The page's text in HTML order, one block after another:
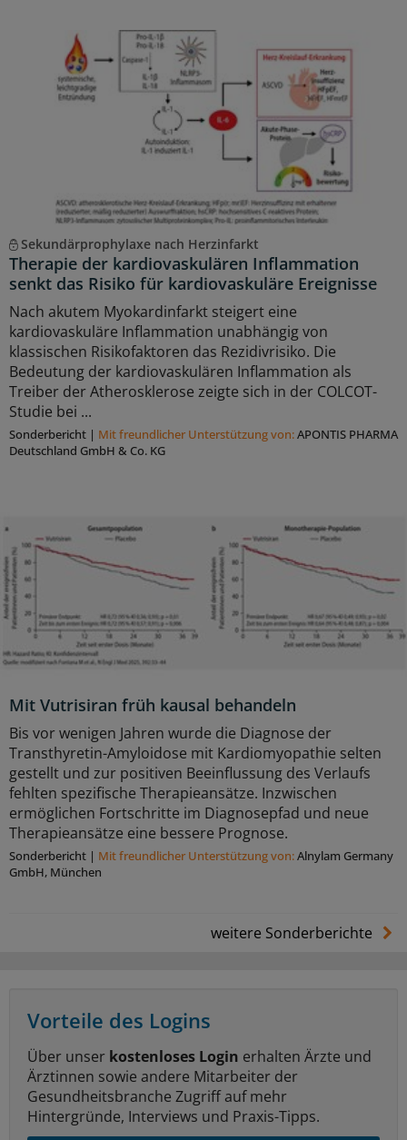
Sekundärprophylaxe nach Herzinfarkt
Therapie der kardiovaskulären Inflammation
senkt das Risiko für kardiovaskuläre Ereignisse
Nach akutem Myokardinfarkt steigert eine
kardiovaskuläre Inflammation unabhängig von
klassischen Risikofaktoren das Rezidivrisiko. Die
Bedeutung der kardiovaskulären Inflammation als
Treiber der Atherosklerose zeigte sich in der COLCOT-
Studie bei ...
Sonderbericht | Mit freundlicher Unterstützung von:APONTIS PHARMA
Deutschland GmbH & Co. KG
Mit Vutrisiran früh kausal behandeln
Bis vor wenigen Jahren wurde die Diagnose der
Transthyretin-Amyloidose mit Kardiomyopathie selten
gestellt und zur positiven Beeinflussung des Verlaufs
fehlten spezifische Therapieansätze. Inzwischen
ermöglichen Fortschritte im Diagnosepfad und neue
Therapieansätze eine bessere Prognose.
Sonderbericht | Mit freundlicher Unterstützung von:Alnylam Germany
GmbH, München
weitere Sonderberichte
Vorteile des Logins
Über unser kostenloses Login erhalten Ärzte und
Ärztinnen sowie andere Mitarbeiter der
Gesundheitsbranche Zugriff auf mehr
Hintergründe, Interviews und Praxis-Tipps.